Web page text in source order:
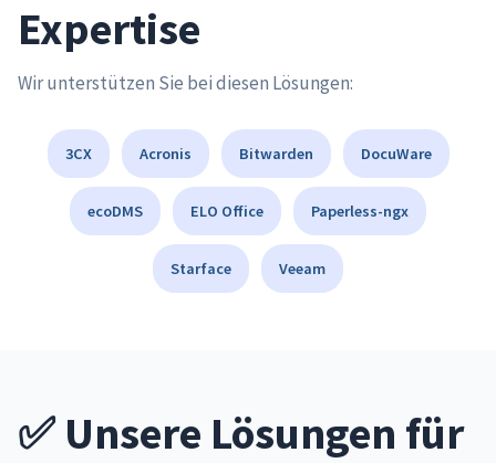
Expertise
Wir unterstützen Sie bei diesen Lösungen:
3CX Acronis Bitwarden DocuWare
ecoDMS ELO Office Paperless-ngx
Starface Veeam
✅ Unsere Lösungen für